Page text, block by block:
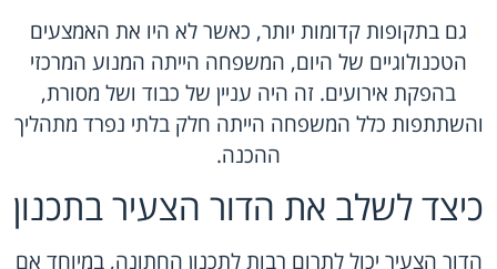
גם בתקופות קדומות יותר, כאשר לא היו את האמצעים
הטכנולוגיים של היום, המשפחה הייתה המנוע המרכזי
בהפקת אירועים. זה היה עניין של כבוד ושל מסורת,
והשתתפות כלל המשפחה הייתה חלק בלתי נפרד מתהליך
ההכנה.
כיצד לשלב את הדור הצעיר בתכנון
הדור הצעיר יכול לתרום רבות לתכנון החתונה, במיוחד אם